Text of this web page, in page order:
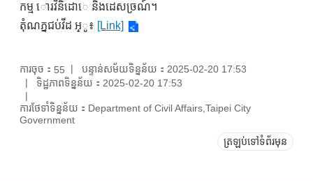
កម្ម ោរវិនិដោេ និងដេសច្រណ៍។
តុំណភ្នជប់វីដ អ្ូ៖ [Link]
ការចុច： 55
បន្ទាន់សម័យទិន្នន័យ：2025-02-20 17:53
ទិដ្ឋភាពទិន្នន័យ：2025-02-20 17:53
ការថែទាំទិន្នន័យ：Department of Civil Affairs,Taipei City
Government
ត្រឡប់ទៅទំព័រមុន